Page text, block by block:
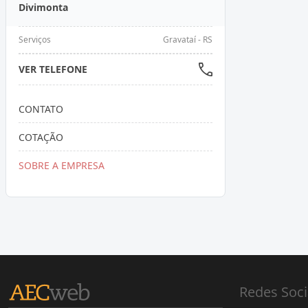
Divimonta
Serviços Gravataí - RS
VER TELEFONE
CONTATO
COTAÇÃO
SOBRE A EMPRESA
Redes